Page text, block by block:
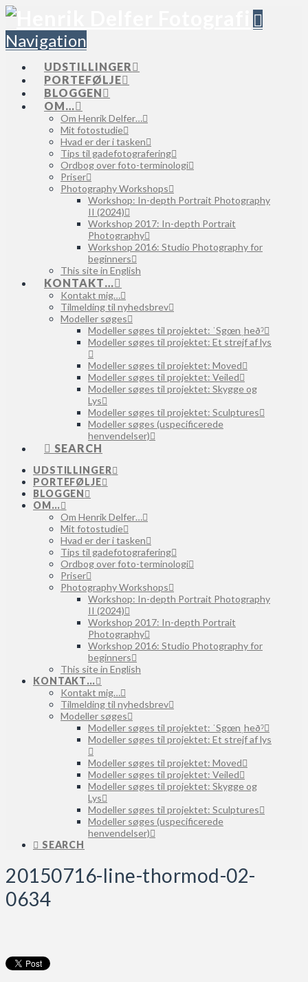
Navigation
UDSTILLINGER
PORTEFØLJE
BLOGGEN
OM…
Om Henrik Delfer…
Mit fotostudie
Hvad er der i tasken
Tips til gadefotografering
Ordbog over foto-terminologi
Priser
Photography Workshops
Workshop: In-depth Portrait Photography
II (2024)
Workshop 2017: In-depth Portrait
Photography
Workshop 2016: Studio Photography for
beginners
This site in English
KONTAKT…
Kontakt mig…
Tilmelding til nyhedsbrev
Modeller søges
Modeller søges til projektet: ˈSgœnˌheðˀ
Modeller søges til projektet: Et strejf af lys
Modeller søges til projektet: Moved
Modeller søges til projektet: Veiled
Modeller søges til projektet: Skygge og
Lys
Modeller søges til projektet: Sculptures
Modeller søges (uspecificerede
henvendelser)
SEARCH
UDSTILLINGER
PORTEFØLJE
BLOGGEN
OM…
Om Henrik Delfer…
Mit fotostudie
Hvad er der i tasken
Tips til gadefotografering
Ordbog over foto-terminologi
Priser
Photography Workshops
Workshop: In-depth Portrait Photography
II (2024)
Workshop 2017: In-depth Portrait
Photography
Workshop 2016: Studio Photography for
beginners
This site in English
KONTAKT…
Kontakt mig…
Tilmelding til nyhedsbrev
Modeller søges
Modeller søges til projektet: ˈSgœnˌheðˀ
Modeller søges til projektet: Et strejf af lys
Modeller søges til projektet: Moved
Modeller søges til projektet: Veiled
Modeller søges til projektet: Skygge og
Lys
Modeller søges til projektet: Sculptures
Modeller søges (uspecificerede
henvendelser)
SEARCH
20150716-line-thormod-02-
0634